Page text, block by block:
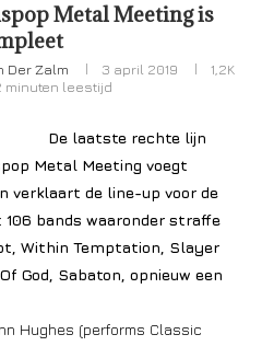
Metal Meeting is
Der Zalm 3 april 2019
1,2K
minuten leestijd
De laatste rechte lijn
Metal Meeting voegt
verklaart de line-up voor de
bands waaronder straffe
Within Temptation, Slayer
God, Sabaton, opnieuw een
Hughes (performs Classic